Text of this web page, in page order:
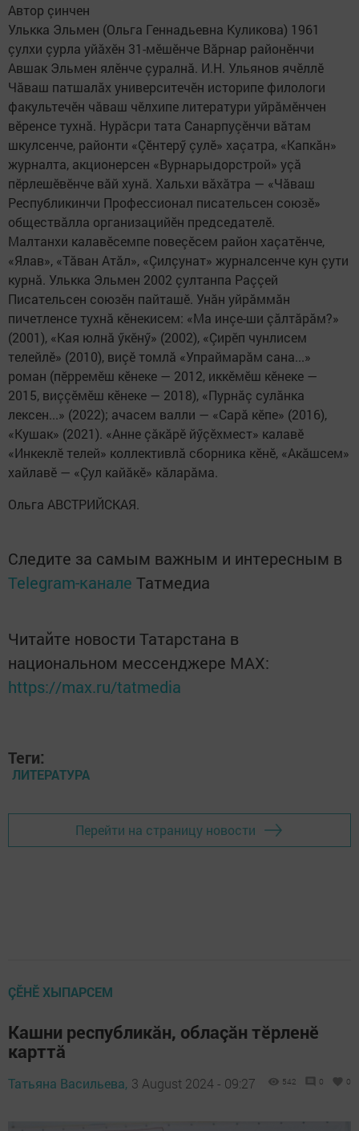
Автор çинчен
Улькка Эльмен (Ольга Геннадьевна Куликова) 1961
çулхи çурла уйăхӗн 31-мӗшӗнче Вăрнар районӗнчи
Авшак Эльмен ялӗнче çуралнă. И.Н. Ульянов ячӗллӗ
Чăваш патшалăх университечӗн историпе филологи
факультечӗн чăваш чӗлхипе литератури уйрăмӗнчен
вӗренсе тухнă. Нурăсри тата Санарпуçӗнчи вăтам
шкулсенче, районти «Çӗнтерӳ çулӗ» хаçатра, «Капкăн»
журналта, акционерсен «Вурнарыдорстрой» уçă
пӗрлешӗвӗнче вăй хунă. Хальхи вăхăтра — «Чăваш
Республикинчи Профессионал писательсен союзӗ»
обществăлла организацийӗн председателӗ.
Малтанхи калавӗсемпе повеçӗсем район хаçатӗнче,
«Ялав», «Тăван Атăл», «Çилçунат» журналсенче кун çути
курнă. Улькка Эльмен 2002 çултанпа Раççей
Писательсен союзӗн пайташӗ. Унăн уйрăммăн
пичетленсе тухнă кӗнекисем: «Ма инçе-ши çăлтăрăм?»
(2001), «Кая юлнă ӳкӗнӳ» (2002), «Çирӗп чунлисем
телейлӗ» (2010), виçӗ томлă «Упраймарăм сана...»
роман (пӗрремӗш кӗнеке — 2012, иккӗмӗш кӗнеке —
2015, виççӗмӗш кӗнеке — 2018), «Пурнăç сулăнка
лексен...» (2022); ачасем валли — «Сарă кӗпе» (2016),
«Кушак» (2021). «Анне çăкăрӗ йӳçӗхмест» калавӗ
«Инкеклӗ телей» коллективлă сборника кӗнӗ, «Акăшсем»
хайлавӗ — «Çул кайăкӗ» кăларăма.
Ольга АВСТРИЙСКАЯ.
Следите за самым важным и интересным в
Telegram-канале Татмедиа
Читайте новости Татарстана в
национальном мессенджере MАХ:
https://max.ru/tatmedia
Теги:
ЛИТЕРАТУРА
Перейти на страницу новости
ÇӖНӖ ХЫПАРСЕМ
Кашни республикăн, облаçăн тӗрленӗ
карттă
Татьяна Васильева, 3 August 2024 - 09:27 542 0 0